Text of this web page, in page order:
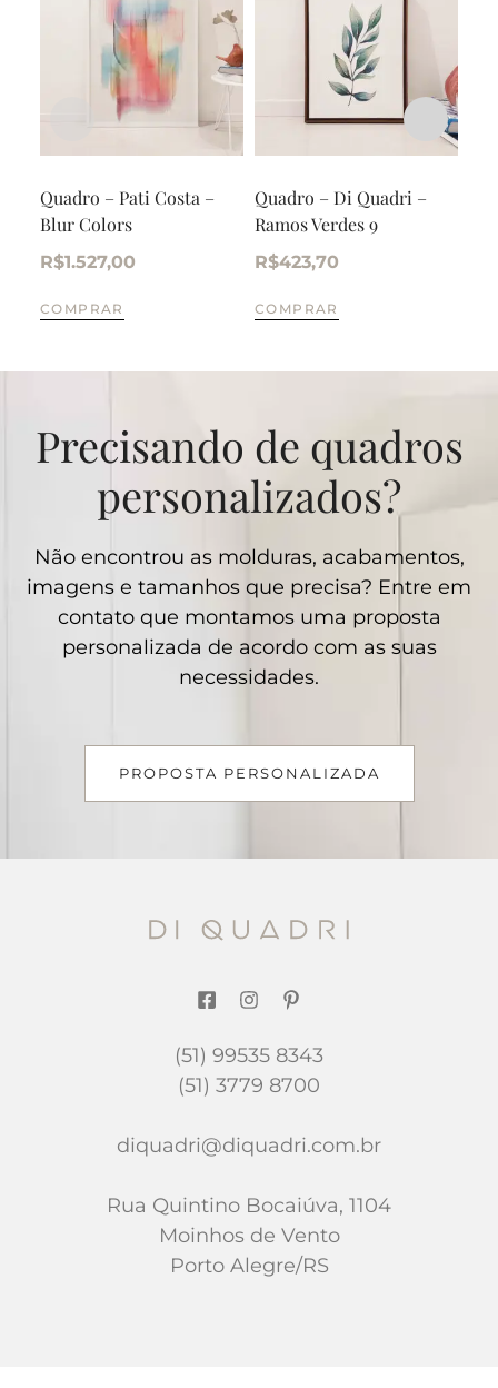
Quadro – Pati Costa –
Blur Colors
R$1.527,00
COMPRAR
Quadro – Di Quadri –
Ramos Verdes 9
R$423,70
COMPRAR
Precisando de quadros
personalizados?
Não encontrou as molduras, acabamentos,
imagens e tamanhos que precisa? Entre em
contato que montamos uma proposta
personalizada de acordo com as suas
necessidades.
PROPOSTA PERSONALIZADA
(51) 99535 8343
(51) 3779 8700
diquadri@diquadri.com.br
Rua Quintino Bocaiúva, 1104
Moinhos de Vento
Porto Alegre/RS